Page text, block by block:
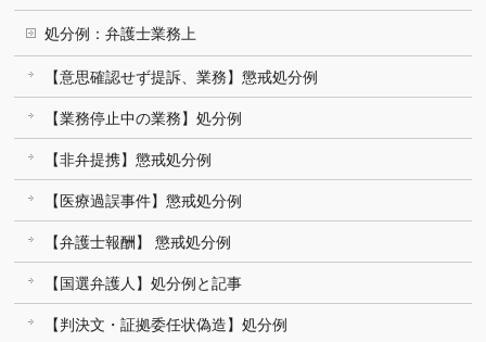
処分例：弁護士業務上
【意思確認せず提訴、業務】懲戒処分例
【業務停止中の業務】処分例
【非弁提携】懲戒処分例
【医療過誤事件】懲戒処分例
【弁護士報酬】 懲戒処分例
【国選弁護人】処分例と記事
【判決文・証拠委任状偽造】処分例